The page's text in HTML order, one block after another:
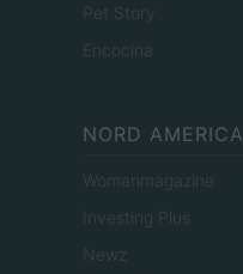
Pet Story
Encocina
NORD AMERICA
Womanmagazine
Investing Plus
Newz